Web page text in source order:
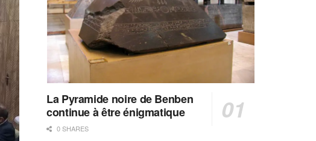
La Pyramide noire de Benben
continue à être énigmatique
0 SHARES